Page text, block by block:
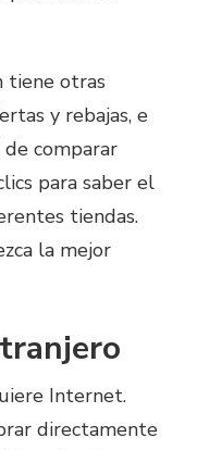
tiene otras
y rebajas, e
comparar
para saber el
tiendas.
la mejor
Internet.
directamente